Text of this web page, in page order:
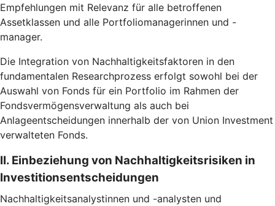
Empfehlungen mit Relevanz für alle betroffenen
Assetklassen und alle Portfoliomanagerinnen und -
manager.
Die Integration von Nachhaltigkeitsfaktoren in den
fundamentalen Researchprozess erfolgt sowohl bei der
Auswahl von Fonds für ein Portfolio im Rahmen der
Fondsvermögensverwaltung als auch bei
Anlageentscheidungen innerhalb der von Union Investment
verwalteten Fonds.
II. Einbeziehung von Nachhaltigkeitsrisiken in
Investitionsentscheidungen
Nachhaltigkeitsanalystinnen und -analysten und